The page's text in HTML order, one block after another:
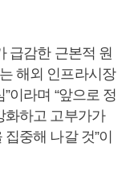
급감한 근본적 원
해외 인프라시장
이라며 “앞으로 정
화하고 고부가가
중해 나갈 것”이